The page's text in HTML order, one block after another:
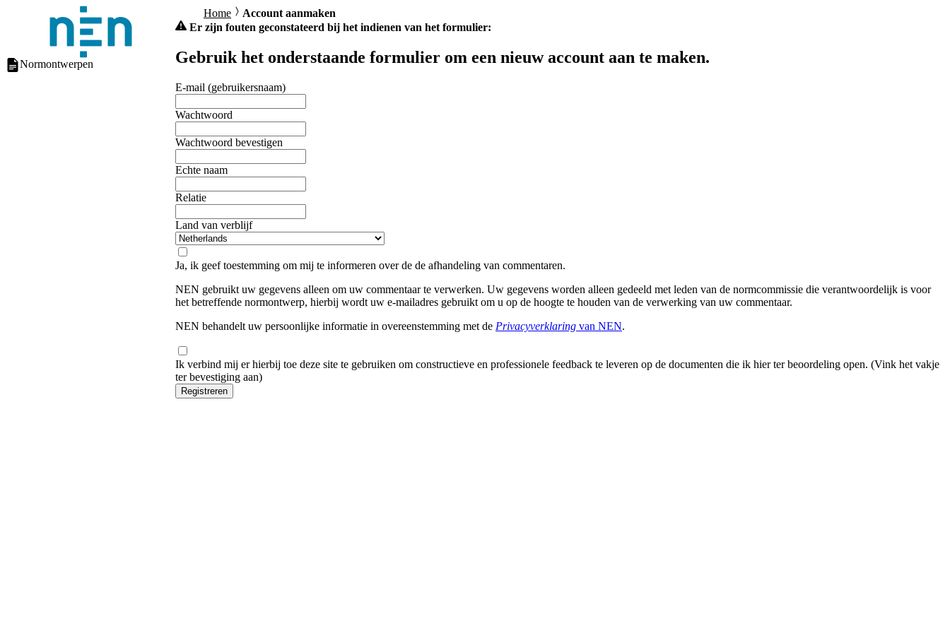
Normontwerpen
Home
Account aanmaken
Er zijn fouten geconstateerd bij het indienen van het formulier:
Gebruik het onderstaande formulier om een nieuw account aan te maken.
E-mail (gebruikersnaam)
Wachtwoord
Wachtwoord bevestigen
Echte naam
Relatie
Land van verblijf
Ja, ik geef toestemming om mij te informeren over de de afhandeling van commentaren.
NEN gebruikt uw gegevens alleen om uw commentaar te verwerken. Uw gegevens worden alleen gedeeld met leden van de normcommissie die verantwoordelijk is voor
het betreffende normontwerp, hierbij wordt uw e-mailadres gebruikt om u op de hoogte te houden van de verwerking van uw commentaar.
NEN behandelt uw persoonlijke informatie in overeenstemming met de Privacyverklaring van NEN.
Ik verbind mij er hierbij toe deze site te gebruiken om constructieve en professionele feedback te leveren op de documenten die ik hier ter beoordeling open. (Vink het vakje
ter bevestiging aan)
Registreren